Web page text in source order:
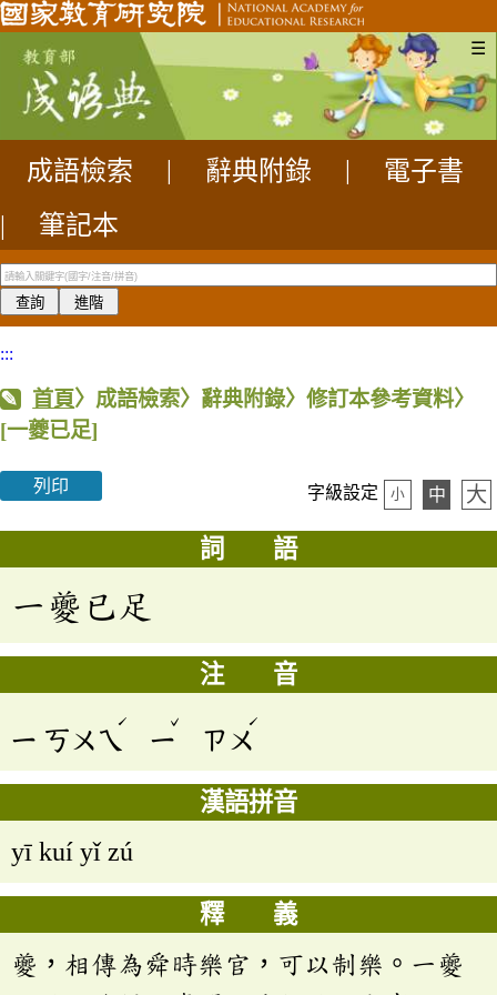
☰
成語檢索 辭典附錄
電子書
|
筆記本
:::
首頁〉成語檢索〉辭典附錄〉修訂本參考資料〉
[一夔已足]
列印 字級設定 小 中 大
詞 語
一夔已足
注 音
ㄧ ㄎㄨㄟ
ˊ
ㄧ
ˇ
ㄗㄨ
ˊ
漢語拼音
yī kuí yǐ zú
釋 義
夔，相傳為舜時樂官，可以制樂。一夔